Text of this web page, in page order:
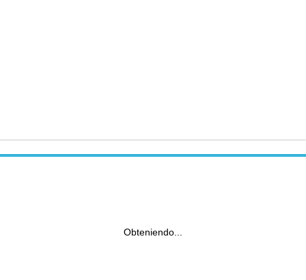
Obteniendo...